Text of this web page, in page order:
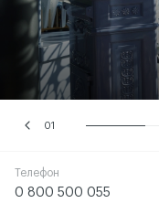
01
Телефон
0 800 500 055